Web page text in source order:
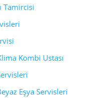
Tamircisi
Kombi Ustası
Eşya Servisleri